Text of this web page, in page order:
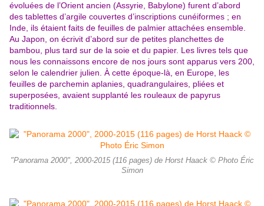
évoluées de l’Orient ancien (Assyrie, Babylone) furent d’abord
des tablettes d’argile couvertes d’inscriptions cunéiformes ; en
Inde, ils étaient faits de feuilles de palmier attachées ensemble.
Au Japon, on écrivit d’abord sur de petites planchettes de
bambou, plus tard sur de la soie et du papier. Les livres tels que
nous les connaissons encore de nos jours sont apparus vers 200,
selon le calendrier julien. À cette époque-là, en Europe, les
feuilles de parchemin aplanies, quadrangulaires, pliées et
superposées, avaient supplanté les rouleaux de papyrus
traditionnels.
"Panorama 2000", 2000-2015 (116 pages) de Horst Haack © Photo Éric
Simon